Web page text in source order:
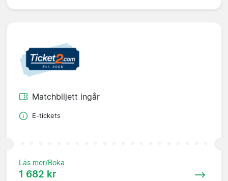
Matchbiljett ingår
E-tickets
Läs mer/Boka
1 682 kr